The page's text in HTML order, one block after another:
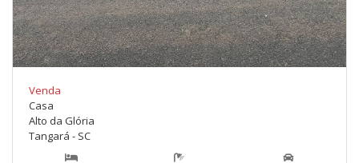
Venda
Casa
Alto da Glória
Tangará - SC